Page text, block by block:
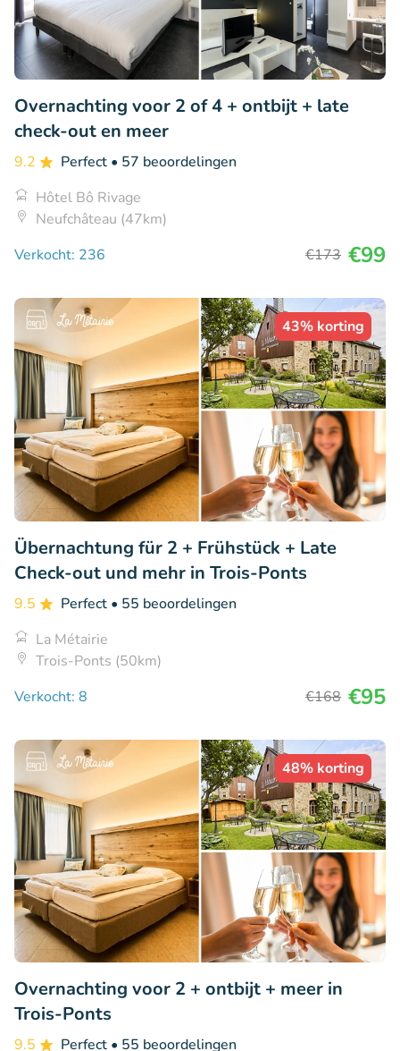
Overnachting voor 2 of 4 + ontbijt + late
check-out en meer
9.2 Perfect • 57 beoordelingen
Hôtel Bô Rivage
Neufchâteau (47km)
Verkocht: 236
€173 €99
43% korting
Übernachtung für 2 + Frühstück + Late
Check-out und mehr in Trois-Ponts
9.5 Perfect • 55 beoordelingen
La Métairie
Trois-Ponts (50km)
Verkocht: 8
€168 €95
48% korting
Overnachting voor 2 + ontbijt + meer in
Trois-Ponts
9.5 Perfect • 55 beoordelingen